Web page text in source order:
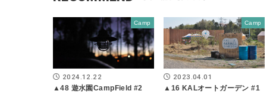
Camp
2024.12.22
▲48 遊水園CampField #2
Camp
2023.04.01
▲16 KALオートガーデン #1